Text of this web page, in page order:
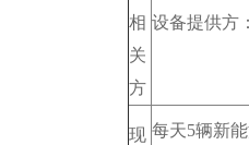
相
关
方
设备提供方
现 每天5辆新